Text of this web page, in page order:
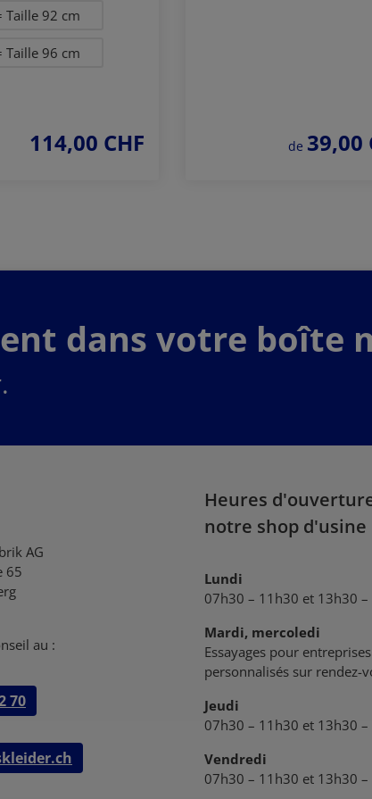
Taille 92 cm
Taille 96 cm
prix régulier :
114,00 CHF prix régulier :
de 39,00
dans votre boîte
AG
65
au :
70
Heures
notre shop d'usine
Lundi
07h30 – 11h30 et 13h30
Mardi, mercoledi
Essayages pour
personnalisés sur rendez-
Jeudi
07h30 – 11h30 et 13h30
Vendredi
07h30 – 11h30 et 13h30